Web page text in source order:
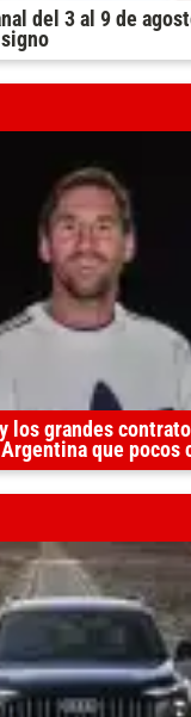
del 3 al 9 de
signo
los grandes
que pocos